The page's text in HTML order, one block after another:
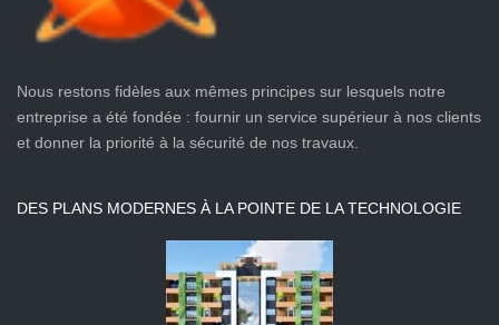
Nous restons fidèles aux mêmes principes sur lesquels notre
entreprise a été fondée : fournir un service supérieur à nos clients
et donner la priorité à la sécurité de nos travaux.
DES PLANS MODERNES À LA POINTE DE LA TECHNOLOGIE